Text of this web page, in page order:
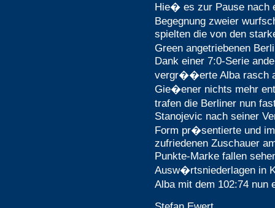
Hie� es zur Pause nach
Begegnung zweier
spielten die von den
Green angetriebenen
Dank einer 7:0-Serie
vergr��erte Alba rasch
Gie�ener nichts mehr
trafen die Berliner nun
Stanojevic nach seiner
Form pr�sentierte und
zufriedenen Zuschauer
Punkte-Marke fallen
Ausw�rtsniederlagen in
Alba mit dem 102:74